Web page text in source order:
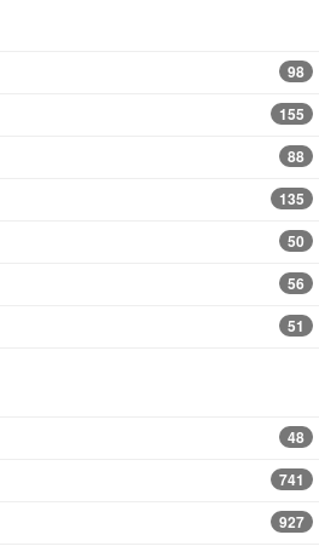
98
155
88
135
50
56
51
48
741
927